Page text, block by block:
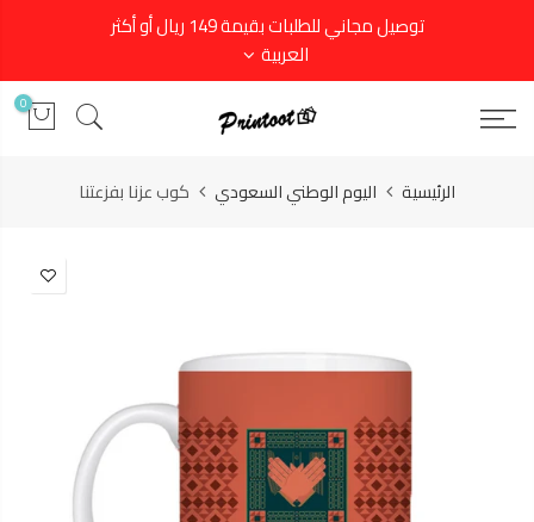
توصيل مجاني للطلبات بقيمة 149 ريال أو أكثر
العربية
0
الرئيسية اليوم الوطني السعودي كوب عزنا بفزعتنا